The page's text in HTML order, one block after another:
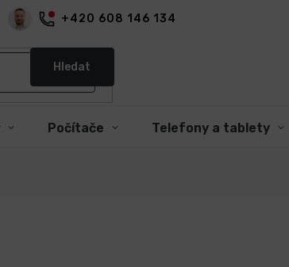
+420 608 146 134
Hledat
Počítače Telefony a tablety